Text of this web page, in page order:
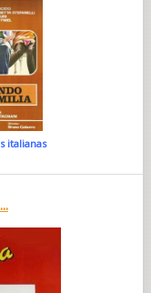
italianas